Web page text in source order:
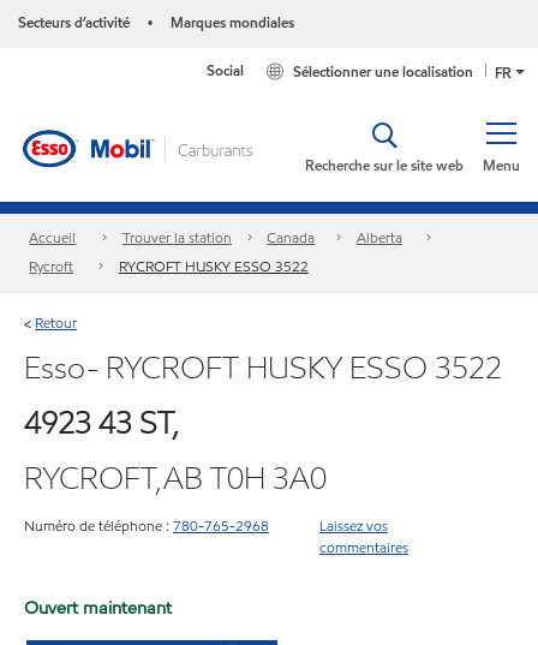
Secteurs d’activité • Marques mondiales
FR
Sélectionner une localisation
Social
Menu
Recherche sur le site web
Accueil Trouver la station Canada
Alberta
Rycroft
RYCROFT HUSKY ESSO 3522
< Retour
Esso- RYCROFT HUSKY ESSO 3522
4923 43 ST,
RYCROFT,AB T0H 3A0
Numéro de téléphone : 780-765-2968
Laissez vos
commentaires
Ouvert maintenant